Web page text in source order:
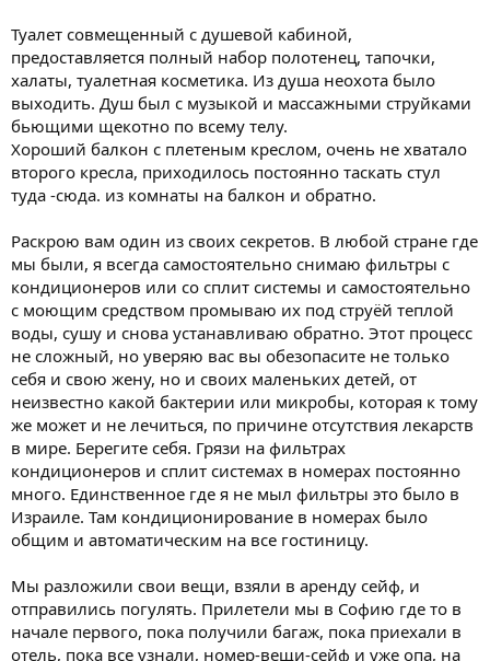
Туалет совмещенный с душевой кабиной,
предоставляется полный набор полотенец, тапочки,
халаты, туалетная косметика. Из душа неохота было
выходить. Душ был с музыкой и массажными струйками
бьющими щекотно по всему телу.
Хороший балкон с плетеным креслом, очень не хватало
второго кресла, приходилось постоянно таскать стул
туда -сюда. из комнаты на балкон и обратно.
Раскрою вам один из своих секретов. В любой стране где
мы были, я всегда самостоятельно снимаю фильтры с
кондиционеров или со сплит системы и самостоятельно
с моющим средством промываю их под струёй теплой
воды, сушу и снова устанавливаю обратно. Этот процесс
не сложный, но уверяю вас вы обезопасите не только
себя и свою жену, но и своих маленьких детей, от
неизвестно какой бактерии или микробы, которая к тому
же может и не лечиться, по причине отсутствия лекарств
в мире. Берегите себя. Грязи на фильтрах
кондиционеров и сплит системах в номерах постоянно
много. Единственное где я не мыл фильтры это было в
Израиле. Там кондиционирование в номерах было
общим и автоматическим на все гостиницу.
Мы разложили свои вещи, взяли в аренду сейф, и
отправились погулять. Прилетели мы в Софию где то в
начале первого, пока получили багаж, пока приехали в
отель, пока все узнали, номер-вещи-сейф и уже опа, на